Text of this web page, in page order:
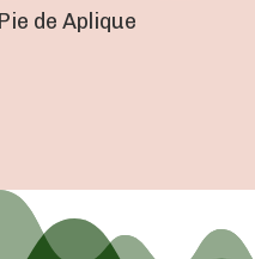
de Aplique